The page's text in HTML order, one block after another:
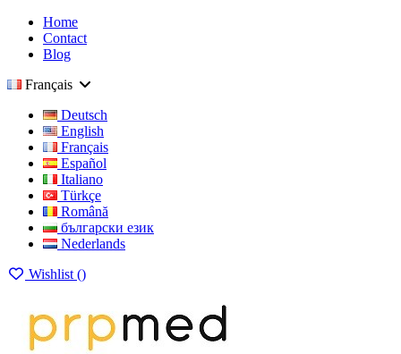
Home
Contact
Blog
Français
Deutsch
English
Français
Español
Italiano
Türkçe
Română
български език
Nederlands
Wishlist ()